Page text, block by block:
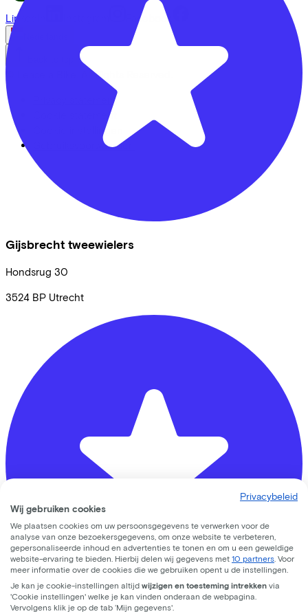
Gijsbrecht tweewielers
Hondsrug 30
3524 BP Utrecht
LinkedIn Facebook
© Lease a Bike. All Rights Reserved.
Privacy statement
Cookie statement
Cookie instellingen
Gebruiksvoorwaarden
Privacybeleid
Wij gebruiken cookies
We plaatsen cookies om uw persoonsgegevens te verwerken voor de
analyse van onze bezoekersgegevens, om onze website te verbeteren,
gepersonaliseerde inhoud en advertenties te tonen en om u een geweldige
website-ervaring te bieden. Hierbij delen wij gegevens met 10 partners . Voor
meer informatie over de cookies die we gebruiken opent u de instellingen.
Je kan je cookie-instellingen altijd wijzigen en toesteming intrekken via
'Cookie instellingen' welke je kan vinden onderaan de webpagina.
Vervolgens klik je op de tab ‘Mijn gegevens'.